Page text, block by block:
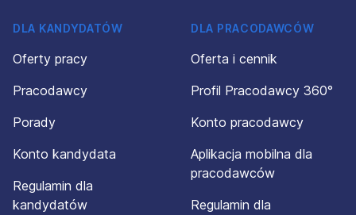
DLA KANDYDATÓW
Oferty pracy
Pracodawcy
Porady
Konto kandydata
Regulamin dla
kandydatów
DLA PRACODAWCÓW
Oferta i cennik
Profil Pracodawcy 360°
Konto pracodawcy
Aplikacja mobilna dla
pracodawców
Regulamin dla